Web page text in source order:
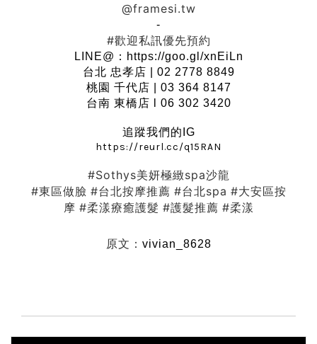
@framesi.tw
-
#歡迎私訊優先預約
LINE@：https://goo.gl/xnEiLn
台北 忠孝店 | 02 2778 8849
桃園 千代店 | 03 364 8147
台南 東橋店 l 06 302 3420
追蹤我們的IG
https://reurl.cc/q15RAN
#Sothys美妍極緻spa沙龍
#東區做臉 #台北按摩推薦 #台北spa #大安區按
摩 #柔漾療癒護髮 #護髮推薦 #柔漾
原文： vivian_8628